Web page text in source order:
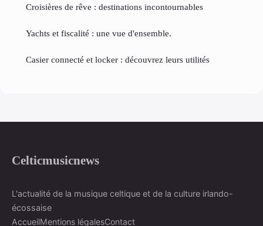
Croisières de rêve : destinations incontournables
Yachts et fiscalité : une vue d'ensemble.
Casier connecté et locker : découvrez leurs utilités
Celticmusicnews
L'actualité de la musique celtique et de la culture irlando-
écossaise
AccueilMentions légalesContact